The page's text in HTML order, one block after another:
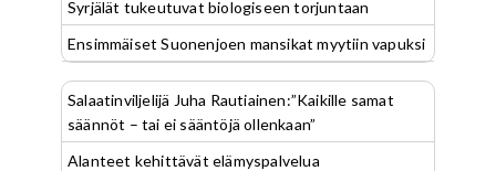
Syrjälät tukeutuvat biologiseen torjuntaan
Ensimmäiset Suonenjoen mansikat myytiin vapuksi
Salaatinviljelijä Juha Rautiainen:”Kaikille samat
säännöt – tai ei sääntöjä ollenkaan”
Alanteet kehittävät elämyspalvelua